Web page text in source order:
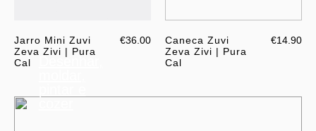
Jarro Mini Zuvi
Zeva Zivi | Pura
Cal
€36.00
Caneca Zuvi
Zeva Zivi | Pura
Cal
€14.90
Desenhar,